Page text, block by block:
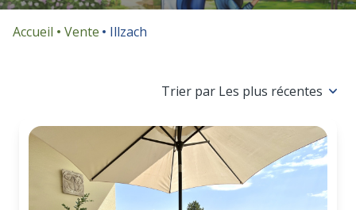
Biens
Contact
Accueil Vente Illzach
Trier par Les plus récentes